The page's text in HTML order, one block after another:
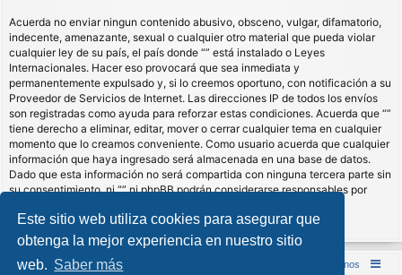
Este sitio web utiliza cookies para asegurar que
obtenga la mejor experiencia en nuestro sitio
web. Saber más
Acuerda no enviar ningun contenido abusivo, obsceno, vulgar, difamatorio,
indecente, amenazante, sexual o cualquier otro material que pueda violar
cualquier ley de su país, el país donde “” está instalado o Leyes
Internacionales. Hacer eso provocará que sea inmediata y
permanentemente expulsado y, si lo creemos oportuno, con notificación a su
Proveedor de Servicios de Internet. Las direcciones IP de todos los envíos
son registradas como ayuda para reforzar estas condiciones. Acuerda que “”
tiene derecho a eliminar, editar, mover o cerrar cualquier tema en cualquier
momento que lo creamos conveniente. Como usuario acuerda que cualquier
información que haya ingresado será almacenada en una base de datos.
Dado que esta información no será compartida con ninguna tercera parte sin
su consentimiento, ni “” ni phpBB podrán considerarse responsables por
comprometidos.
Inicio (Web) Foro Punta de Lanza Wargames Contáctenos